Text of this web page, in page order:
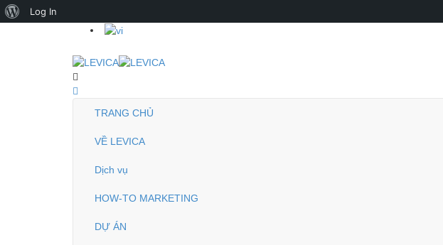
TRANG CHỦ
VỀ LEVICA
Dịch vụ
HOW-TO MARKETING
DỰ ÁN
About
Log In